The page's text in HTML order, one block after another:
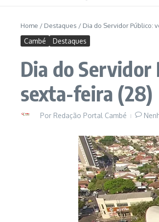
Home / Destaques / Dia do Servidor Público:
Cambé Destaques
Dia do
sexta-feira (28)
Por Redação Portal Cambé